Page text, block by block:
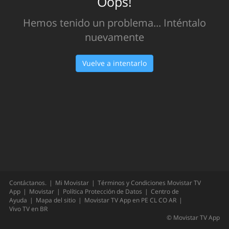
Hemos tenido un problema... Inténtalo
nuevamente
Vuelve a intentarlo
Contáctanos. Mi Movistar
Términos y Condiciones Movistar TV
App
Movistar Política Protección de Datos
Centro de
Ayuda
Mapa del sitio Movistar TV App en PE CLCOAR
Vivo TV en BR
© Movistar TV App